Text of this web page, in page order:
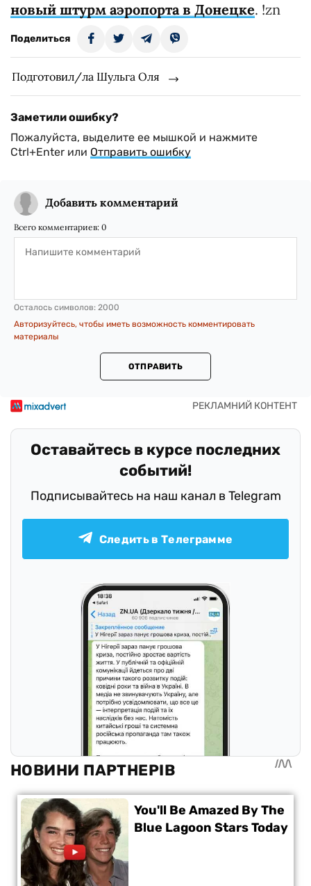
новый штурм аэропорта в Донецке. !zn
Поделиться
Подготовил/ла Шульга Оля
Заметили ошибку?
Пожалуйста, выделите ее мышкой и нажмите
Ctrl+Enter или Отправить ошибку
Добавить комментарий
Всего комментариев: 0
Осталось символов: 2000
Авторизуйтесь, чтобы иметь возможность комментировать
материалы
ОТПРАВИТЬ
Оставайтесь в курсе последних
событий!
Подписывайтесь на наш канал в Telegram
Следить в Телеграмме